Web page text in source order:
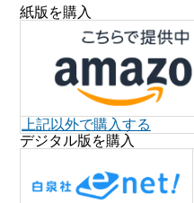
紙版を購入
上記以外で購入する
デジタル版を購入